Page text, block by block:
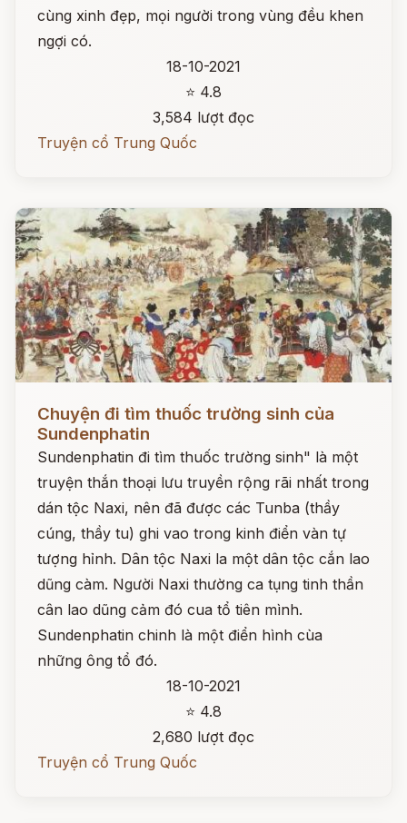
cùng xinh đẹp, mọi người trong vùng đều khen
ngợi có.
18-10-2021
⭐ 4.8
3,584 lượt đọc
Truyện cổ Trung Quốc
Chuyện đi tìm thuốc trường sinh của
Sundenphatin
Sundenphatin đi tìm thuốc trường sinh" là một
truyện thắn thoại lưu truyền rộng rãi nhất trong
dán tộc Naxi, nên đã được các Tunba (thầy
cúng, thầy tu) ghi vao trong kinh điển vàn tự
tượng hỉnh. Dân tộc Naxi la một dân tộc cắn lao
dũng càm. Người Naxi thường ca tụng tinh thần
cân lao dũng cảm đó cua tổ tiên mình.
Sundenphatin chinh là một điển hình cùa
những ông tổ đó.
18-10-2021
⭐ 4.8
2,680 lượt đọc
Truyện cổ Trung Quốc